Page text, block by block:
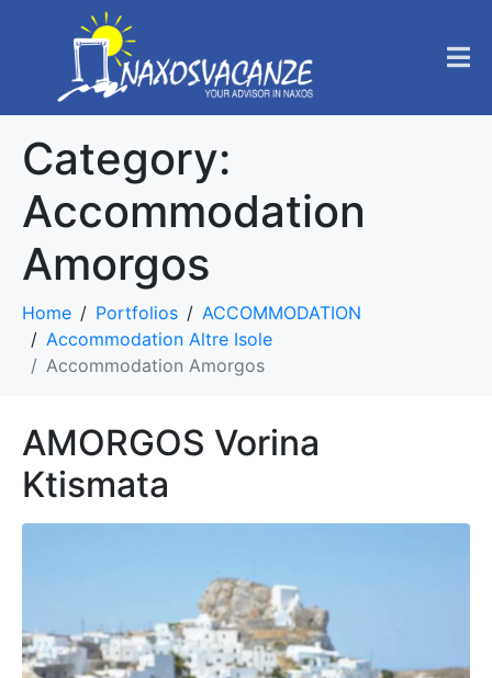
Category:
Accommodation
Amorgos
Home Portfolios
ACCOMMODATION
Accommodation Altre Isole
Accommodation Amorgos
AMORGOS Vorina
Ktismata